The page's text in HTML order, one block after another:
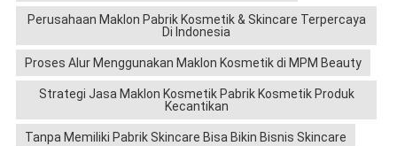
Perusahaan Maklon Pabrik Kosmetik & Skincare Terpercaya
Di Indonesia
Proses Alur Menggunakan Maklon Kosmetik di MPM Beauty
Strategi Jasa Maklon Kosmetik Pabrik Kosmetik Produk
Kecantikan
Tanpa Memiliki Pabrik Skincare Bisa Bikin Bisnis Skincare